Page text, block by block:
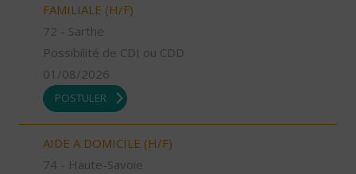
FAMILIALE (H/F)
72 - Sarthe
Possibilité de CDI ou CDD
01/08/2026
POSTULER
AIDE A DOMICILE (H/F)
74 - Haute-Savoie